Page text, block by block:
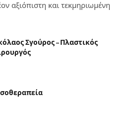
αξιόπιστη και τεκμηριωμένη
Σγούρος – Πλαστικός